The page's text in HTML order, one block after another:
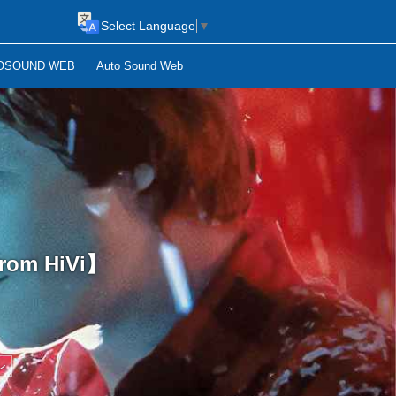
WEB Auto Sound Web
Select Language ▼
HiVi】